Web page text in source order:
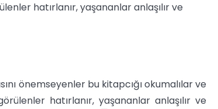
hatırlanır, yaşananlar anlaşılır ve
önemseyenler bu kitapcığı okumalılar ve
hatırlanır, yaşananlar anlaşılır ve